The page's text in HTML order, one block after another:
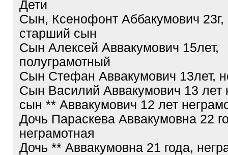
Дети
Сын, Ксенофонт Аббакумович 23г,
старший сын
Сын Алексей Аввакумович 15лет,
полуграмотный
Сын Стефан Аввакумович 13лет,
Сын Василий Аввакумович 13 лет
сын ** Аввакумович 12 лет
Дочь Параскева Аввакумовна 22
неграмотная
Дочь ** Аввакумовна 21 года,